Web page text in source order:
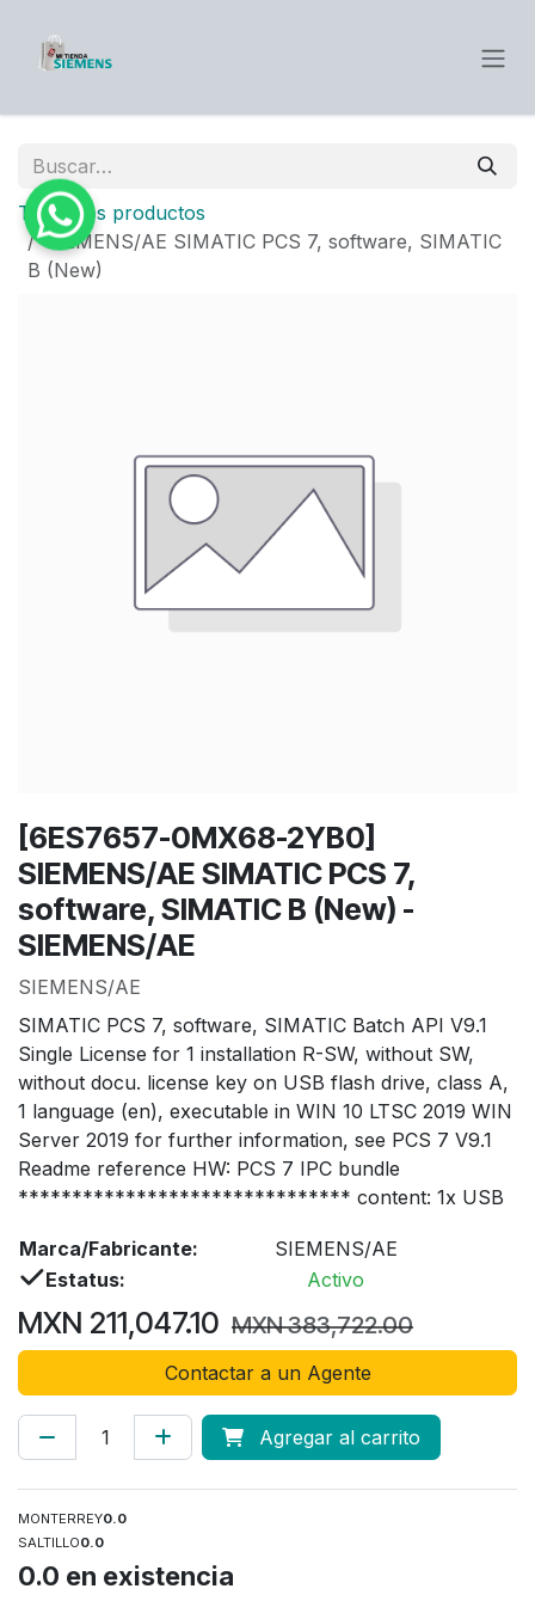
Todos los productos
SIEMENS/AE SIMATIC PCS 7, software, SIMATIC
B (New)
[6ES7657-0MX68-2YB0]
SIEMENS/AE SIMATIC PCS 7,
software, SIMATIC B (New) -
SIEMENS/AE
SIEMENS/AE
SIMATIC PCS 7, software, SIMATIC Batch API V9.1
Single License for 1 installation R-SW, without SW,
without docu. license key on USB flash drive, class A,
1 language (en), executable in WIN 10 LTSC 2019 WIN
Server 2019 for further information, see PCS 7 V9.1
Readme reference HW: PCS 7 IPC bundle
******************************* content: 1x USB
Marca/Fabricante:
SIEMENS/AE
Estatus:
Activo
MXN 211,047.10 MXN383,722.00
Contactar a un Agente
Agregar al carrito
MONTERREY0.0
SALTILLO0.0
0.0 en existencia